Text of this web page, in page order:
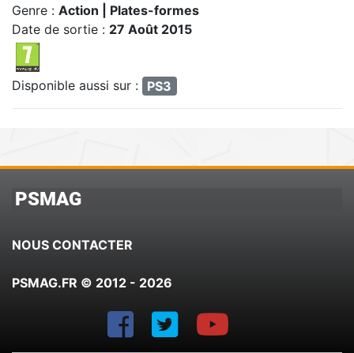
Genre : Action | Plates-formes
Date de sortie : 27 Août 2015
Disponible aussi sur : PS3
PSMAG
NOUS CONTACTER
PSMAG.FR © 2012 - 2026